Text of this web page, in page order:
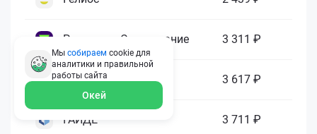
Ренессанс Страхование 3 311 ₽
Зетта Страхование 3 617 ₽
ГАЙДЕ 3 711 ₽
Мы собираем cookie для
аналитики и правильной
работы сайта
Окей